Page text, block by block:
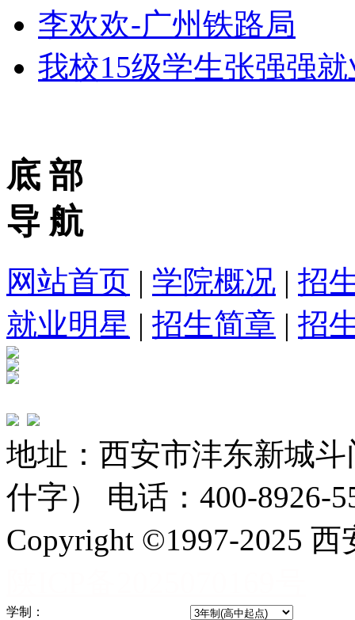
李欢欢-广州铁路局
我校15级学生张强强
底 部
导 航
网站首页 | 学院概况 | 招
就业明星 | 招生简章 | 招
地址：西安市沣东新城
什字） 电话：400-8926-
Copyright ©1997-2025
学制：